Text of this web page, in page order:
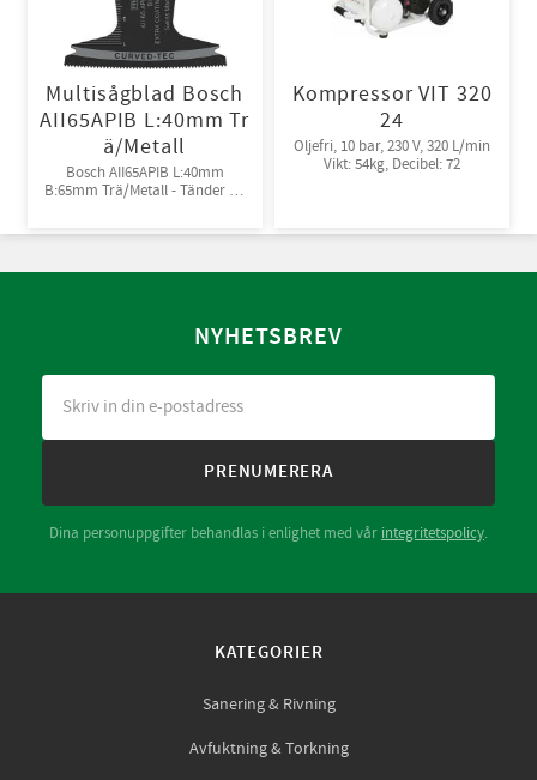
Multisågblad Bosch
AII65APIB L:40mm Tr
ä/Metall
Bosch AII65APIB L:40mm
B:65mm Trä/Metall - Tänder av
Kompressor VIT 320
24
Oljefri, 10 bar, 230 V, 320 L/min
Vikt: 54kg, Decibel: 72
NYHETSBREV
PRENUMERERA
Dina personuppgifter behandlas i enlighet med vår integritetspolicy.
KATEGORIER
Sanering & Rivning
Avfuktning & Torkning